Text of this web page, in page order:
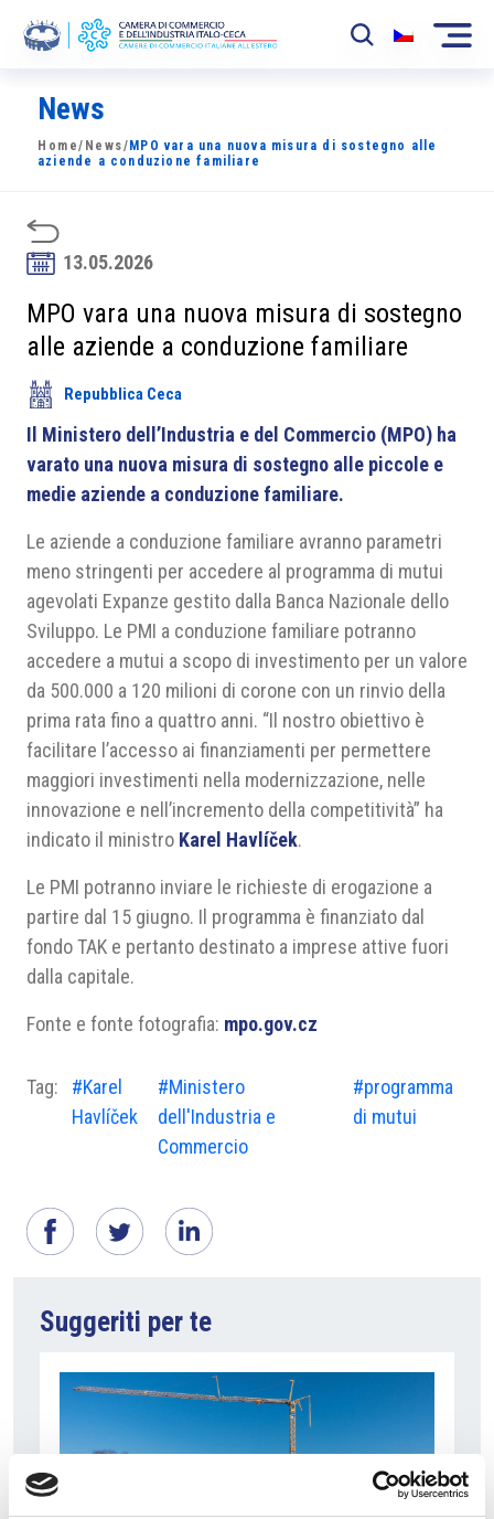
La Camera
News
Sviluppo Mercato
Soci
Partner
Progetti
Area riservata
News
Home/ News/ MPO vara una nuova misura di sostegno alle
aziende a conduzione familiare
13.05.2026
MPO vara una nuova misura di sostegno
alle aziende a conduzione familiare
Repubblica Ceca
Il Ministero dell’Industria e del Commercio (MPO) ha
varato una nuova misura di sostegno alle piccole e
medie aziende a conduzione familiare.
Le aziende a conduzione familiare avranno parametri
meno stringenti per accedere al programma di mutui
agevolati Expanze gestito dalla Banca Nazionale dello
Sviluppo. Le PMI a conduzione familiare potranno
accedere a mutui a scopo di investimento per un valore
da 500.000 a 120 milioni di corone con un rinvio della
prima rata fino a quattro anni. “Il nostro obiettivo è
facilitare l’accesso ai finanziamenti per permettere
maggiori investimenti nella modernizzazione, nelle
innovazione e nell’incremento della competitività” ha
indicato il ministro Karel Havlíček.
Le PMI potranno inviare le richieste di erogazione a
partire dal 15 giugno. Il programma è finanziato dal
fondo TAK e pertanto destinato a imprese attive fuori
dalla capitale.
Fonte e fonte fotografia: mpo.gov.cz
Tag:
#Karel
Havlíček
#Ministero
dell'Industria e
Commercio
#programma
di mutui
Suggeriti per te